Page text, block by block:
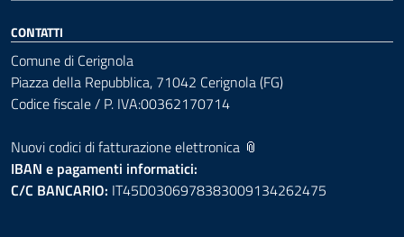
CONTATTI
Comune di Cerignola
Piazza della Repubblica, 71042 Cerignola (FG)
Codice fiscale / P. IVA:00362170714
Nuovi codici di fatturazione elettronica 📎
IBAN e pagamenti informatici:
C/C BANCARIO: IT45D0306978383009134262475